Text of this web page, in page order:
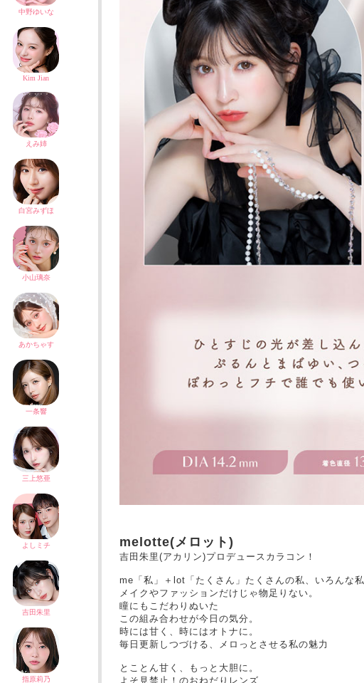
melotte(メロット)
吉田朱里(アカリン)プロデュースカラコン！
me「私」＋lot「たくさん」たくさんの私、いろんな私
メイクやファッションだけじゃ物足りない。
瞳にもこだわりぬいた
この組み合わせが今日の気分。
時には甘く、時にはオトナに。
毎日更新しつづける、メロっとさせる私の魅力
とことん甘く、もっと大胆に。
よそ見禁止！のおねだりレンズ